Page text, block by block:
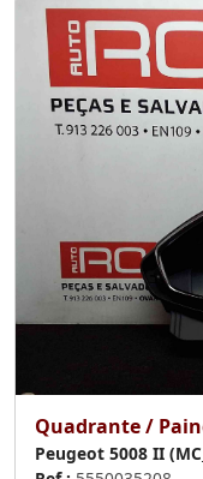
Quadrante /
Peugeot 5008 II